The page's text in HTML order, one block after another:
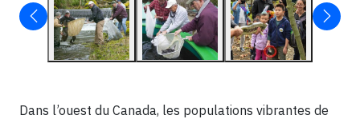
Dans l’ouest du Canada, les populations vibrantes de